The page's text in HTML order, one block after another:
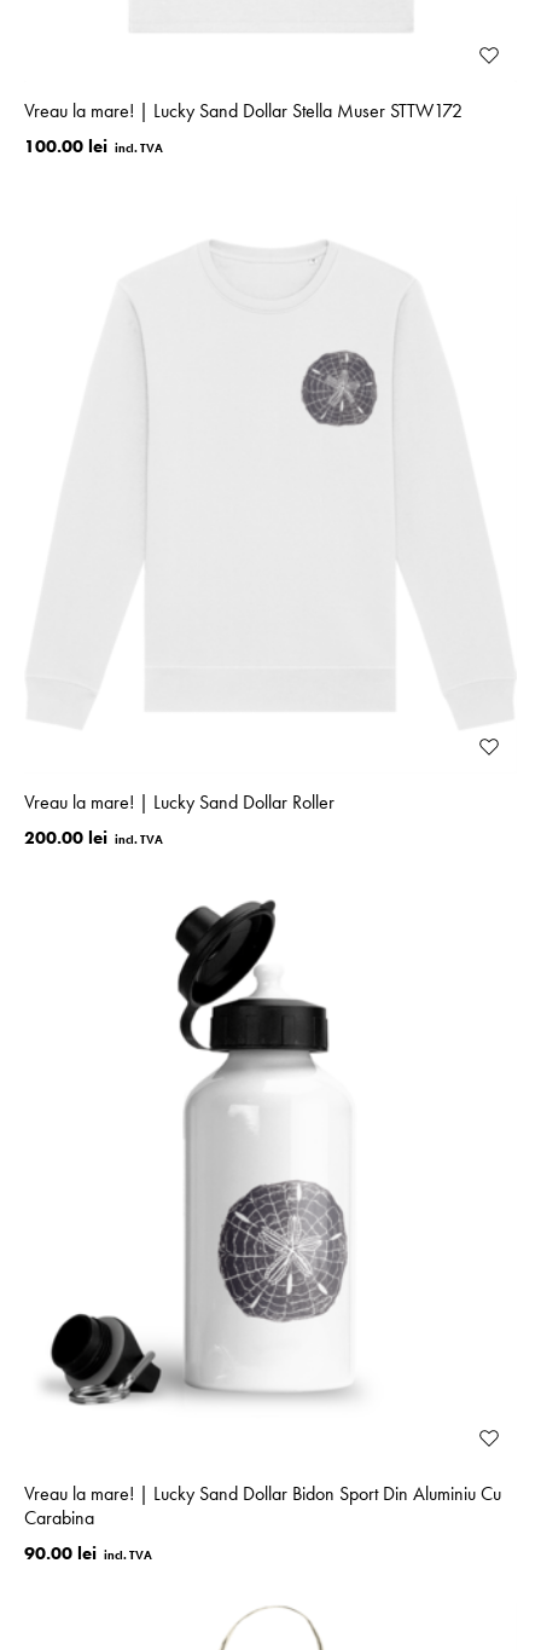
Vreau la mare! | Lucky Sand Dollar Stella Muser STTW172
100.00 lei
Vreau la mare! | Lucky Sand Dollar Roller
200.00 lei
Vreau la mare! | Lucky Sand Dollar Bidon Sport Din Aluminiu Cu
Carabina
90.00 lei